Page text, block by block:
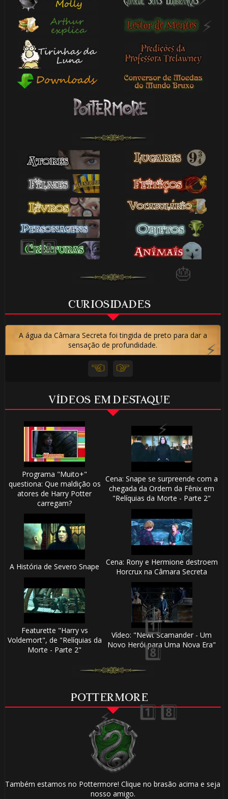
CURIOSIDADES
A água da Câmara Secreta foi tingida de preto para dar a
sensação de profundidade.
VÍDEOS EM DESTAQUE
Programa "Muito+"
questiona: Que maldição os
atores de Harry Potter
carregam?
Cena: Snape se surpreende com a
chegada da Ordem da Fênix em
"Relíquias da Morte - Parte 2"
A História de Severo Snape
Cena: Rony e Hermione destroem
Horcrux na Câmara Secreta
Featurette "Harry vs
Voldemort", de "Relíquias da
Morte - Parte 2"
Vídeo: "Newt Scamander - Um
Novo Herói para Uma Nova Era"
POTTERMORE
Também estamos no Pottermore! Clique no brasão acima e seja
nosso amigo.
1️⃣ 8️⃣
1️⃣
8️⃣
🎈
⚡
⚡
🎂
⚡ 1️⃣ 8️⃣